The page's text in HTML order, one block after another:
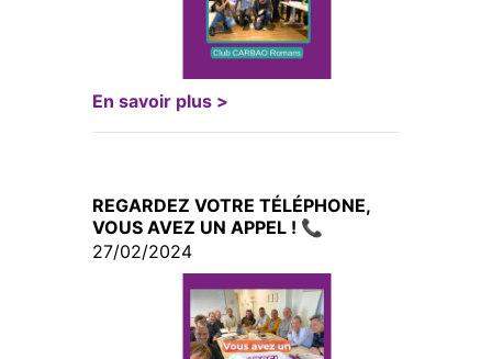
En savoir plus >
REGARDEZ VOTRE TÉLÉPHONE,
VOUS AVEZ UN APPEL ! 📞
27/02/2024